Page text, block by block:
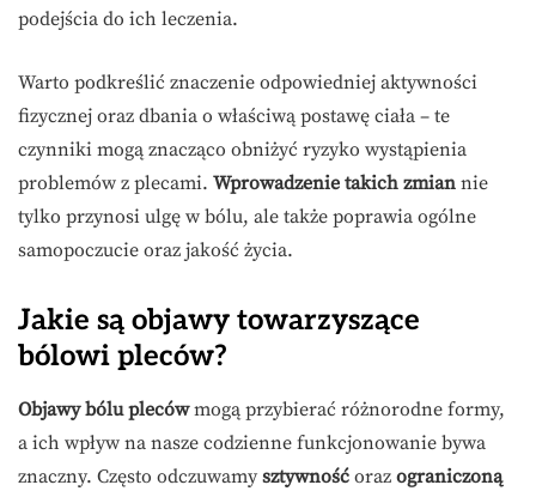
podejścia do ich leczenia.
Warto podkreślić znaczenie odpowiedniej aktywności
fizycznej oraz dbania o właściwą postawę ciała – te
czynniki mogą znacząco obniżyć ryzyko wystąpienia
problemów z plecami. Wprowadzenie takich zmian nie
tylko przynosi ulgę w bólu, ale także poprawia ogólne
samopoczucie oraz jakość życia.
Jakie są objawy towarzyszące
bólowi pleców?
Objawy bólu plecówmogą przybierać różnorodne formy,
a ich wpływ na nasze codzienne funkcjonowanie bywa
znaczny. Często odczuwamy sztywność oraz ograniczoną